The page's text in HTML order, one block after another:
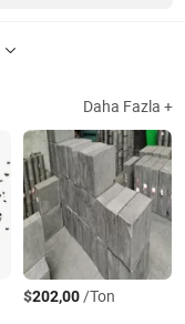
Daha Fazla +
$202,00/Ton